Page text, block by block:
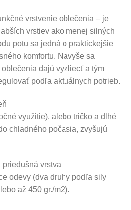
vrstvenie oblečenia – je
vrstiev ako menej silných
potu sa jedná o praktickejšie
komfortu. Navyše sa
dajú vyzliecť a tým
podľa aktuálnych potrieb.
využitie), alebo tričko a dlhé
chladného počasia, zvyšujú
priedušná vrstva
odevy (dva druhy podľa sily
až 450 gr./m2).